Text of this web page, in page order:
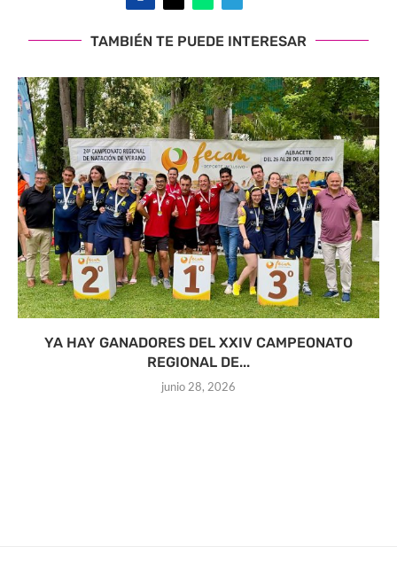
TAMBIÉN TE PUEDE INTERESAR
YA HAY GANADORES DEL XXIV CAMPEONATO
REGIONAL DE...
junio 28, 2026